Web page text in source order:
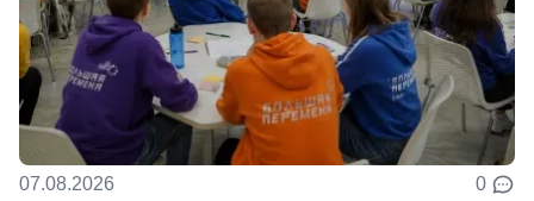
07.08.2026 0